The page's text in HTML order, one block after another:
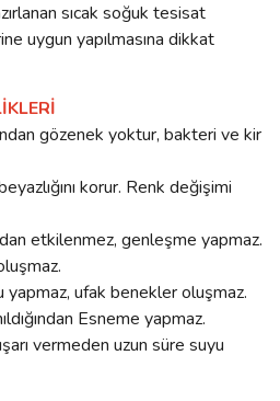
sıcak soğuk tesisat
uygun yapılmasına dikkat
gözenek yoktur, bakteri ve kir
korur. Renk değişimi
etkilenmez, genleşme yapmaz.
ufak benekler oluşmaz.
Esneme yapmaz.
vermeden uzun süre suyu